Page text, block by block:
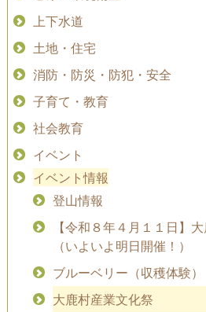
上下水道
土地・住宅
消防・防災・防犯・安全
子育て・教育
社会教育
イベント
イベント情報
登山情報
【令和８年４月１１日】
（いよいよ明日開催！）
ブルーベリー（収穫体験）
大鹿村産業文化祭